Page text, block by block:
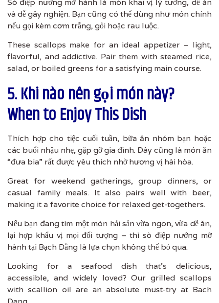
Sò điệp nướng mỡ hành là món khai vị lý tưởng, dễ ăn
và dễ gây nghiện. Bạn cũng có thể dùng như món chính
nếu gọi kèm cơm trắng, gỏi hoặc rau luộc.
These scallops make for an ideal appetizer – light,
flavorful, and addictive. Pair them with steamed rice,
salad, or boiled greens for a satisfying main course.
5. Khi nào nên gọi món này?
When to Enjoy This Dish
Thích hợp cho tiệc cuối tuần, bữa ăn nhóm bạn hoặc
các buổi nhậu nhẹ, gặp gỡ gia đình. Đây cũng là món ăn
“đưa bia” rất được yêu thích nhờ hương vị hài hòa.
Great for weekend gatherings, group dinners, or
casual family meals. It also pairs well with beer,
making it a favorite choice for relaxed get-togethers.
Nếu bạn đang tìm một món hải sản vừa ngon, vừa dễ ăn,
lại hợp khẩu vị mọi đối tượng – thì sò điệp nướng mỡ
hành tại Bạch Đằng là lựa chọn không thể bỏ qua.
Looking for a seafood dish that’s delicious,
accessible, and widely loved? Our grilled scallops
with scallion oil are an absolute must-try at Bach